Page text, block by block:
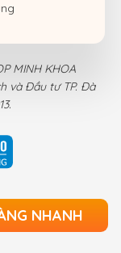
NHANH
MINH KHOA
và Đầu tư TP. Đà